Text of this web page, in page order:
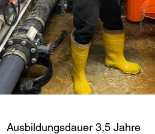
Ausbildungsdauer 3,5 Jahre